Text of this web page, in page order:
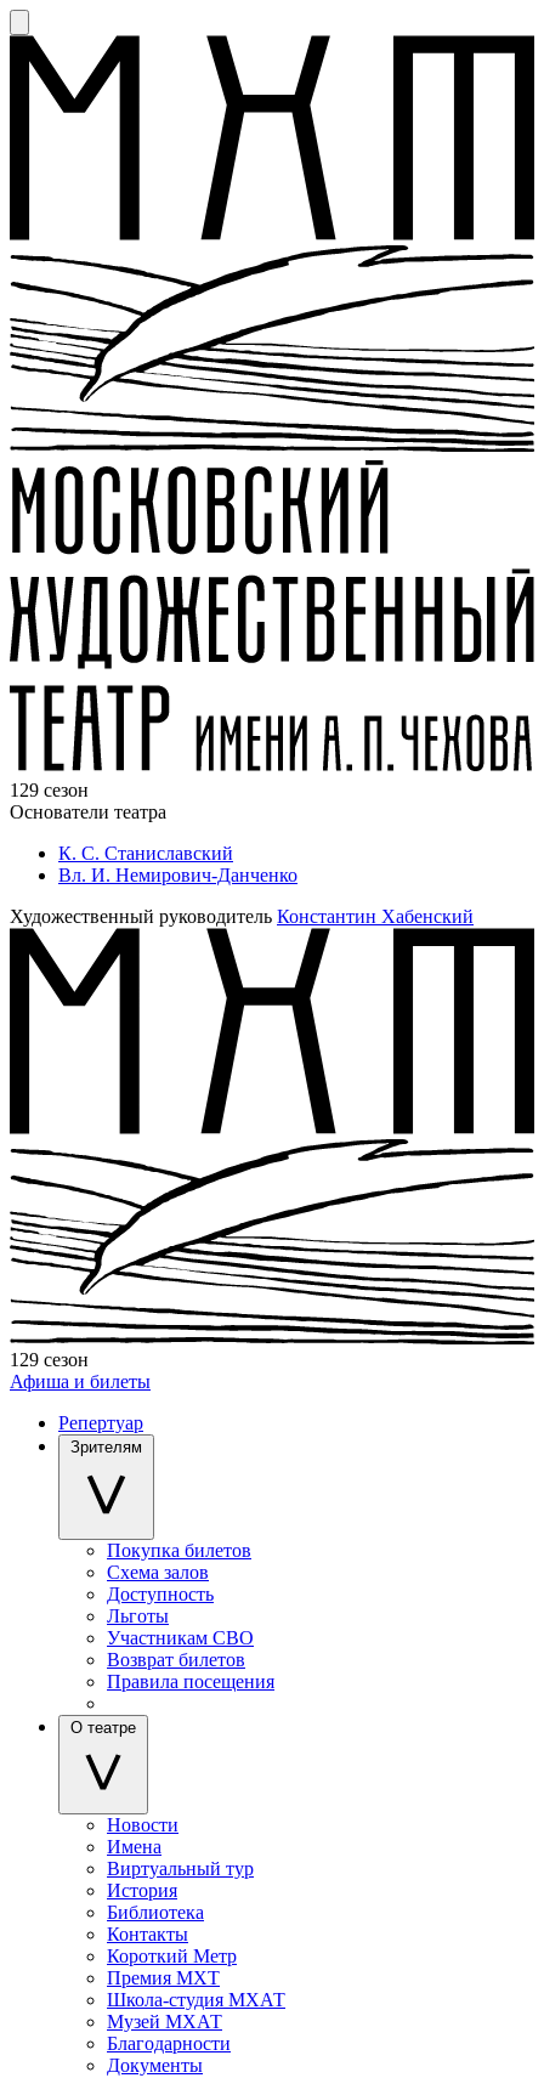
129 сезон
Основатели театра
К. С. Станиславский
Вл. И. Немирович-Данченко
Художественный руководитель Константин Хабенский
129 сезон
Афиша и билеты
Репертуар
Зрителям
Покупка билетов
Схема залов
Доступность
Льготы
Участникам СВО
Возврат билетов
Правила посещения
О театре
Новости
Имена
Виртуальный тур
История
Библиотека
Контакты
Короткий Метр
Премия МХТ
Школа-студия МХАТ
Музей МХАТ
Благодарности
Документы